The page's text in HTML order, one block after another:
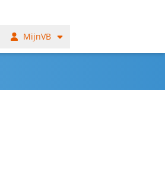
MijnVB